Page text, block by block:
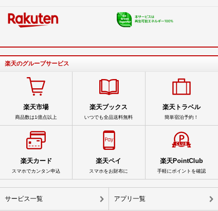
楽天のグループサービス
楽天市場
商品数は1億点以上
楽天ブックス
いつでも全品送料無料
楽天トラベル
簡単宿泊予約！
楽天カード
スマホでカンタン申込
楽天ペイ
スマホをお財布に
楽天PointClub
手軽にポイントを確認
サービス一覧 アプリ一覧